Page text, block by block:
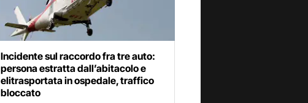
Incidente sul raccordo fra tre auto:
persona estratta dall’abitacolo e
elitrasportata in ospedale, traffico
bloccato